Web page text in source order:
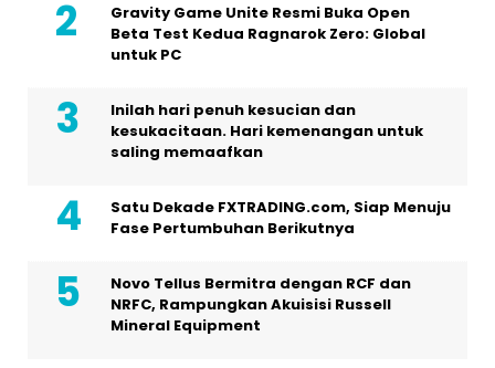
Gravity Game Unite Resmi Buka Open
Beta Test Kedua Ragnarok Zero: Global
untuk PC
Inilah hari penuh kesucian dan
kesukacitaan. Hari kemenangan untuk
saling memaafkan
Satu Dekade FXTRADING.com, Siap Menuju
Fase Pertumbuhan Berikutnya
Novo Tellus Bermitra dengan RCF dan
NRFC, Rampungkan Akuisisi Russell
Mineral Equipment